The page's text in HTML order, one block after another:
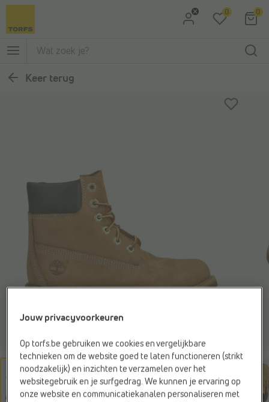
Ga naar Hoofdmenu
0 0
Keer terug
Jouw privacyvoorkeuren
Op torfs.be gebruiken we cookies en vergelijkbare
technieken om de website goed te laten functioneren (strikt
noodzakelijk) en inzichten te verzamelen over het
websitegebruik en je surfgedrag. We kunnen je ervaring op
onze website en communicatiekanalen personaliseren met